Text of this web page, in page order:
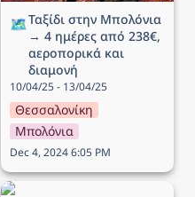
🗺️Ταξίδι στην Μπολόνια
→ 4 ημέρες από 238€,
αεροπορικά και
διαμονή
10/04/25 - 13/04/25
Θεσσαλονίκη
Μπολόνια
Dec 4, 2024 6:05 PM
Ταξίδι στην Νάπολη → 5